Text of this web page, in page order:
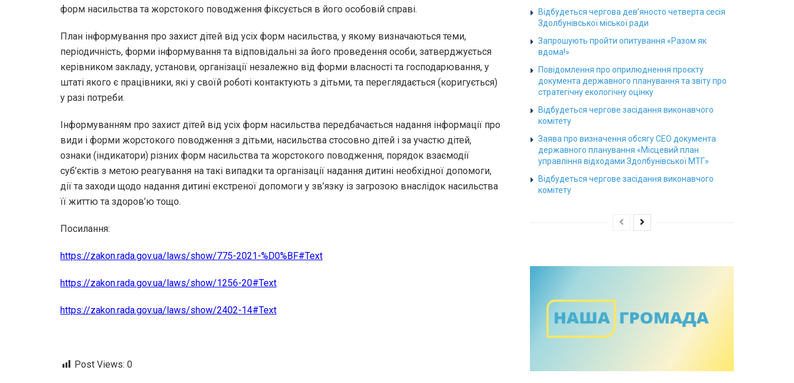
форм насильства та жорстокого поводження фіксується в його особовій справі.
План інформування про захист дітей від усіх форм насильства, у якому визначаються теми,
періодичність, форми інформування та відповідальні за його проведення особи, затверджується
керівником закладу, установи, організації незалежно від форми власності та господарювання, у
штаті якого є працівники, які у своїй роботі контактують з дітьми, та переглядається (коригується)
у разі потреби.
Інформуванням про захист дітей від усіх форм насильства передбачається надання інформації про
види і форми жорстокого поводження з дітьми, насильства стосовно дітей і за участю дітей,
ознаки (індикатори) різних форм насильства та жорстокого поводження, порядок взаємодії
суб’єктів з метою реагування на такі випадки та організації надання дитині необхідної допомоги,
дії та заходи щодо надання дитині екстреної допомоги у зв’язку із загрозою внаслідок насильства
її життю та здоров’ю тощо.
Посилання:
https://zakon.rada.gov.ua/laws/show/775-2021-%D0%BF#Text
https://zakon.rada.gov.ua/laws/show/1256-20#Text
https://zakon.rada.gov.ua/laws/show/2402-14#Text
Post Views: 0
Відбудеться чергова дев’яносто четверта сесія
Здолбунівської міської ради
Запрошують пройти опитування «Разом як
вдома!»
Повідомлення про оприлюднення проєкту
документа державного планування та звіту про
стратегічну екологічну оцінку
Відбудеться чергове засідання виконавчого
комітету
Заява про визначення обсягу СЕО документа
державного планування «Місцевий план
управління відходами Здолбунівської МТГ»
Відбудеться чергове засідання виконавчого
комітету